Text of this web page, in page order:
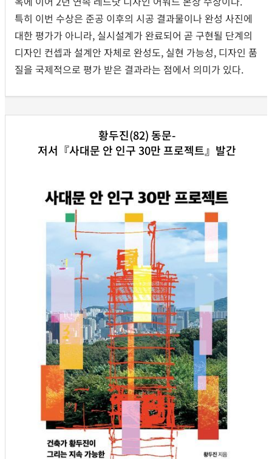
특히 이번 수상은 준공 이후의 시공 결과물이나 완성 사진에
대한 평가가 아니라, 실시설계가 완료되어 곧 구현될 단계의
디자인 컨셉과 설계안 자체로 완성도, 실현 가능성, 디자인 품
질을 국제적으로 평가 받은 결과라는 점에서 의미가 있다.
황두진(82) 동문-
저서『사대문 안 인구 30만 프로젝트』발간